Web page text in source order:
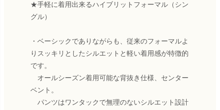
★手軽に着用出来るハイブリットフォーマル（シン
グル）
・ベーシックでありながらも、従来のフォーマルよ
りスッキリとしたシルエットと軽い着用感が特徴的
です。
オールシーズン着用可能な背抜き仕様、センター
ベント。
パンツはワンタックで無理のないシルエット設計